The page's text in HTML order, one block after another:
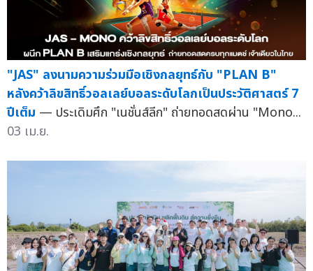
"JAS" ลงนามความร่วมมือเชิงกลยุทธ์กับ "PLAN B"
หลังคว้าลิขสิทธิ์วอลเลย์บอลระดับโลกเป็นประวัติศาสตร์ 7
ปีเต็ม — ประเดิมศึก "เนชั่นส์ลีก" ถ่ายทอดสดผ่าน "Mono...
03 เม.ย.